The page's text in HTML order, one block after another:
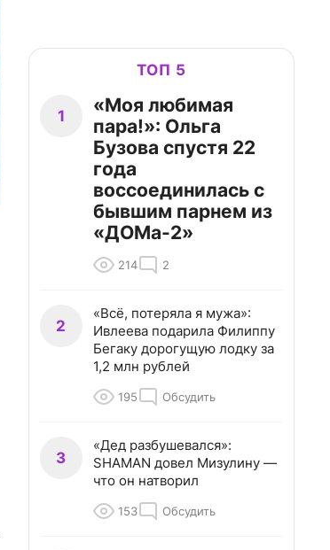
ТОП 5
1
«Моя любимая
пара!»: Ольга
Бузова спустя 22
года
воссоединилась с
бывшим парнем из
«ДОМа-2»
214 2
2
«Всё, потеряла я мужа»:
Ивлеева подарила Филиппу
Бегаку дорогущую лодку за
1,2 млн рублей
195 Обсудить
3
«Дед разбушевался»:
SHAMAN довел Мизулину —
что он натворил
153 Обсудить